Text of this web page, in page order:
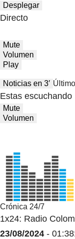
Desplegar
Directo
Mute
Volumen
Play
Noticias en 3′
Estas escuchando
Mute
Volumen
Crónica 24/7
1x24: Radio
23/08/2024 -